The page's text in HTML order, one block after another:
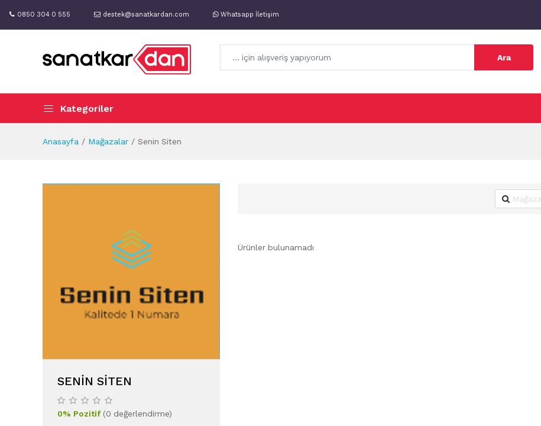
0850 304 0 555 destek@sanatkardan.com Whatsapp İletişim
Ara
Kategoriler
Anasayfa Mağazalar Senin Siten
SENIN SITEN
0% Pozitif(0 değerlendirme)
Ürünler bulunamadı